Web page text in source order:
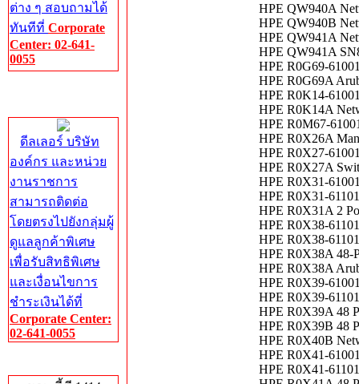
ต่าง ๆ สอบถามได้
ทันทีที่ Corporate
Center: 02-641-
0055
ดีลเลอร์ บริษัท
องค์กร และหน่วย
งานราชการ
สามารถติดต่อ
โดยตรงไปยังกลุ่มผู้
ดูแลลูกค้าพิเศษ
เพื่อรับสิทธิพิเศษ
และเงื่อนไขการ
ชำระเงินได้ที่
Corporate Center:
02-641-0055
HPE QW940A
HPE QW940B
HPE QW941A
HPE QW941A
HPE R0G69-
HPE R0G69A
HPE R0K14-
HPE R0K14A
HPE R0M67-
HPE R0X26A
HPE R0X27-
HPE R0X27A
HPE R0X31-
HPE R0X31-
HPE R0X31A 2
HPE R0X38-
HPE R0X38-
HPE R0X38A 48-
HPE R0X38A
HPE R0X39-
HPE R0X39-
HPE R0X39A 48
HPE R0X39B 48
HPE R0X40B
HPE R0X41-
HPE R0X41-